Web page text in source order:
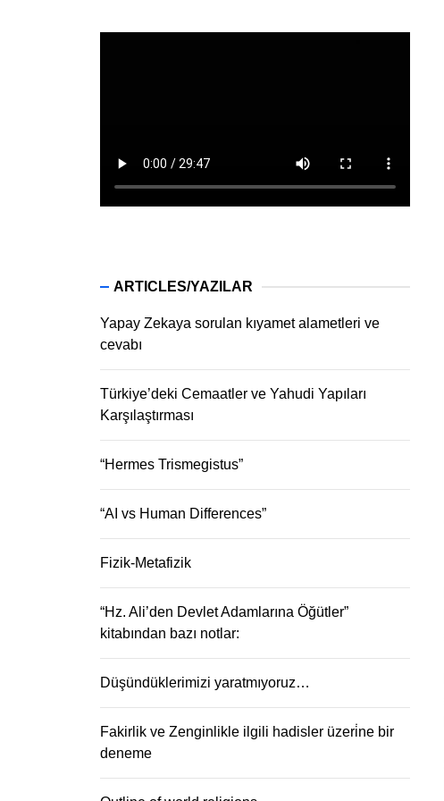
ARTICLES/YAZILAR
Yapay Zekaya sorulan kıyamet alametleri ve
cevabı
Türkiye’deki Cemaatler ve Yahudi Yapıları
Karşılaştırması
“Hermes Trismegistus”
“AI vs Human Differences”
Fizik-Metafizik
“Hz. Ali’den Devlet Adamlarına Öğütler”
kitabından bazı notlar:
Düşündüklerimizi yaratmıyoruz…
Fakirlik ve Zenginlikle ilgili hadisler üzeri̇ne bir
deneme